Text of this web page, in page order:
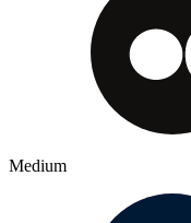
Medium